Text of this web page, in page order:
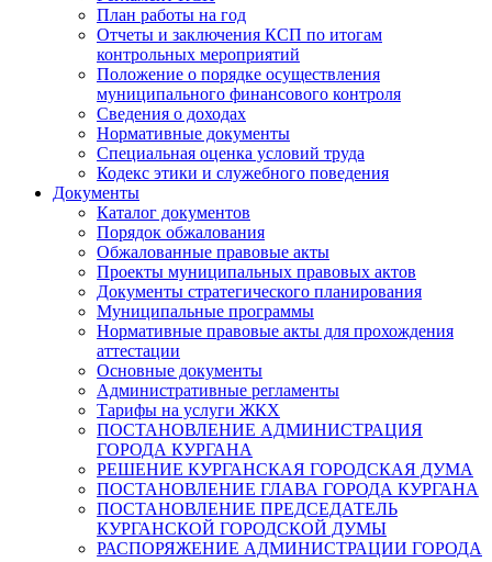
План работы на год
Отчеты и заключения КСП по итогам
контрольных мероприятий
Положение о порядке осуществления
муниципального финансового контроля
Сведения о доходах
Нормативные документы
Специальная оценка условий труда
Кодекс этики и служебного поведения
Документы
Каталог документов
Порядок обжалования
Обжалованные правовые акты
Проекты муниципальных правовых актов
Документы стратегического планирования
Муниципальные программы
Нормативные правовые акты для прохождения
аттестации
Основные документы
Административные регламенты
Тарифы на услуги ЖКХ
ПОСТАНОВЛЕНИЕ АДМИНИСТРАЦИЯ
ГОРОДА КУРГАНА
РЕШЕНИЕ КУРГАНСКАЯ ГОРОДСКАЯ ДУМА
ПОСТАНОВЛЕНИЕ ГЛАВА ГОРОДА КУРГАНА
ПОСТАНОВЛЕНИЕ ПРЕДСЕДАТЕЛЬ
КУРГАНСКОЙ ГОРОДСКОЙ ДУМЫ
РАСПОРЯЖЕНИЕ АДМИНИСТРАЦИИ ГОРОДА